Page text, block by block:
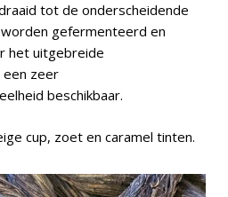
tot de onderscheidende
worden gefermenteerd en
het uitgebreide
zeer
beschikbaar.
cup, zoet en caramel tinten.